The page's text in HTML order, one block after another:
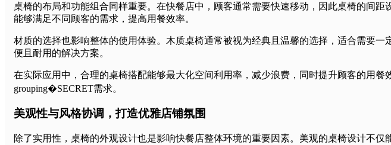
桌椅的布局和功能组合同样重要。在快餐店中，顾客通常需要快速移动，因此桌椅的间
能够满足不同顾客的需求，提高用餐效率。
材质的选择也影响整体的使用体验。木质桌椅通常被视为经典且温馨的选择，适合需要
便且耐用的解决方案。
在实际应用中，合理的桌椅搭配能够最大化空间利用率，减少浪费，同时提升顾客的用
grouping�SECRET需求。
美观性与风格协调，打造优雅店铺氛围
除了实用性，桌椅的外观设计也是影响快餐店整体环境的重要因素。美观的桌椅设计不